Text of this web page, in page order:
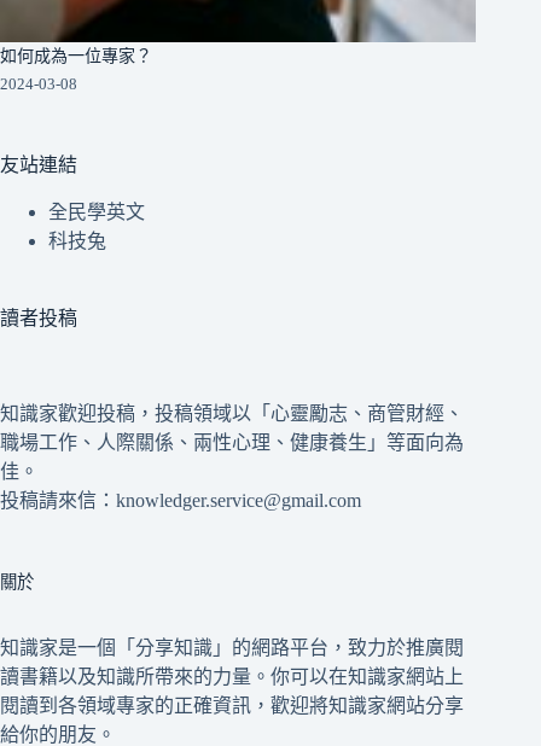
如何成為一位專家？
2024-03-08
友站連結
全民學英文
科技兔
讀者投稿
知識家歡迎投稿，投稿領域以「心靈勵志、商管財經、
職場工作、人際關係、兩性心理、健康養生」等面向為
佳。
投稿請來信：knowledger.service@gmail.com
關於
知識家是一個「分享知識」的網路平台，致力於推廣閱
讀書籍以及知識所帶來的力量。你可以在知識家網站上
閱讀到各領域專家的正確資訊，歡迎將知識家網站分享
給你的朋友。